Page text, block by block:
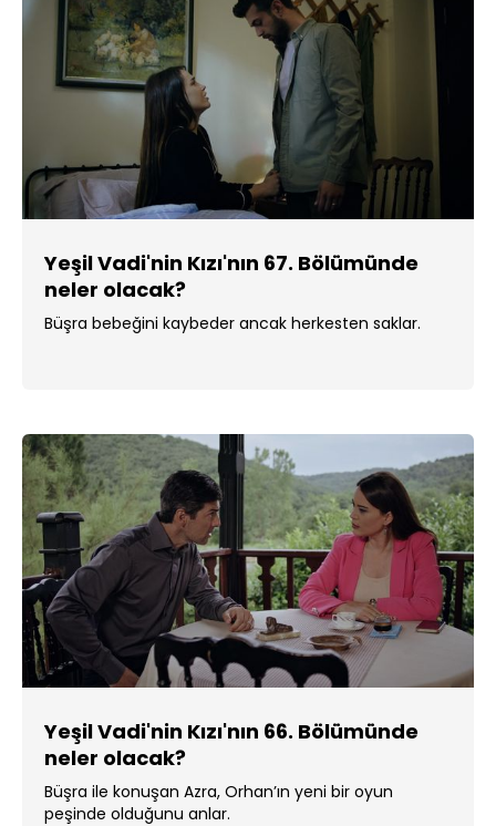
Yeşil Vadi'nin Kızı'nın 67. Bölümünde
neler olacak?
Büşra bebeğini kaybeder ancak herkesten saklar.
Yeşil Vadi'nin Kızı'nın 66. Bölümünde
neler olacak?
Büşra ile konuşan Azra, Orhan’ın yeni bir oyun
peşinde olduğunu anlar.